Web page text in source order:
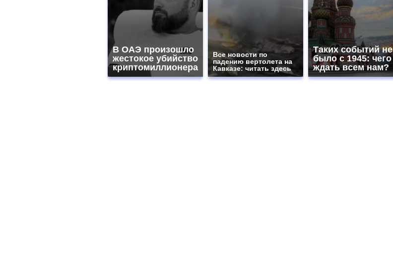
В ОАЭ произошло
жестокое убийство
криптомиллионера
Все новости по
падению вертолета на
Кавказе: читать здесь
Таких событий не
было с 1945: чего
ждать всем нам?